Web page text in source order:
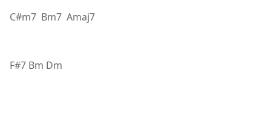
C#m7 Bm7 Amaj7
F#7 Bm Dm